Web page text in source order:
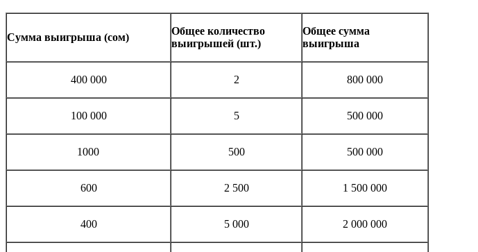
Сумма выигрыша (сом)
Общее количество
выигрышей (шт.)
Общее сумма
выигрыша
400 000 2 800 000
100 000 5 500 000
1000 500 500 000
600 2 500 1 500 000
400 5 000 2 000 000